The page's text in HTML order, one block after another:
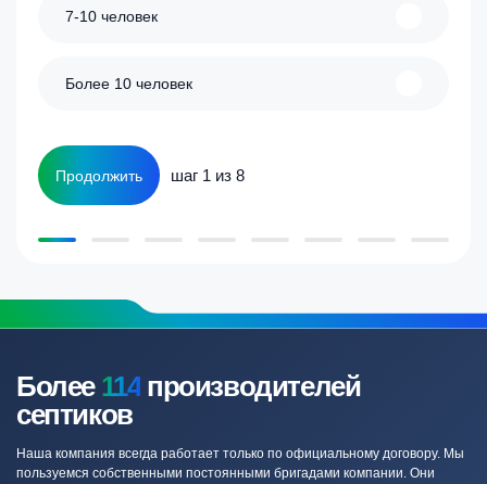
7-10 человек
Более 10 человек
Продолжить шаг 1 из 8
Более 114 производителей
септиков
Наша компания всегда работает только по официальному договору. Мы
пользуемся собственными постоянными бригадами компании. Они